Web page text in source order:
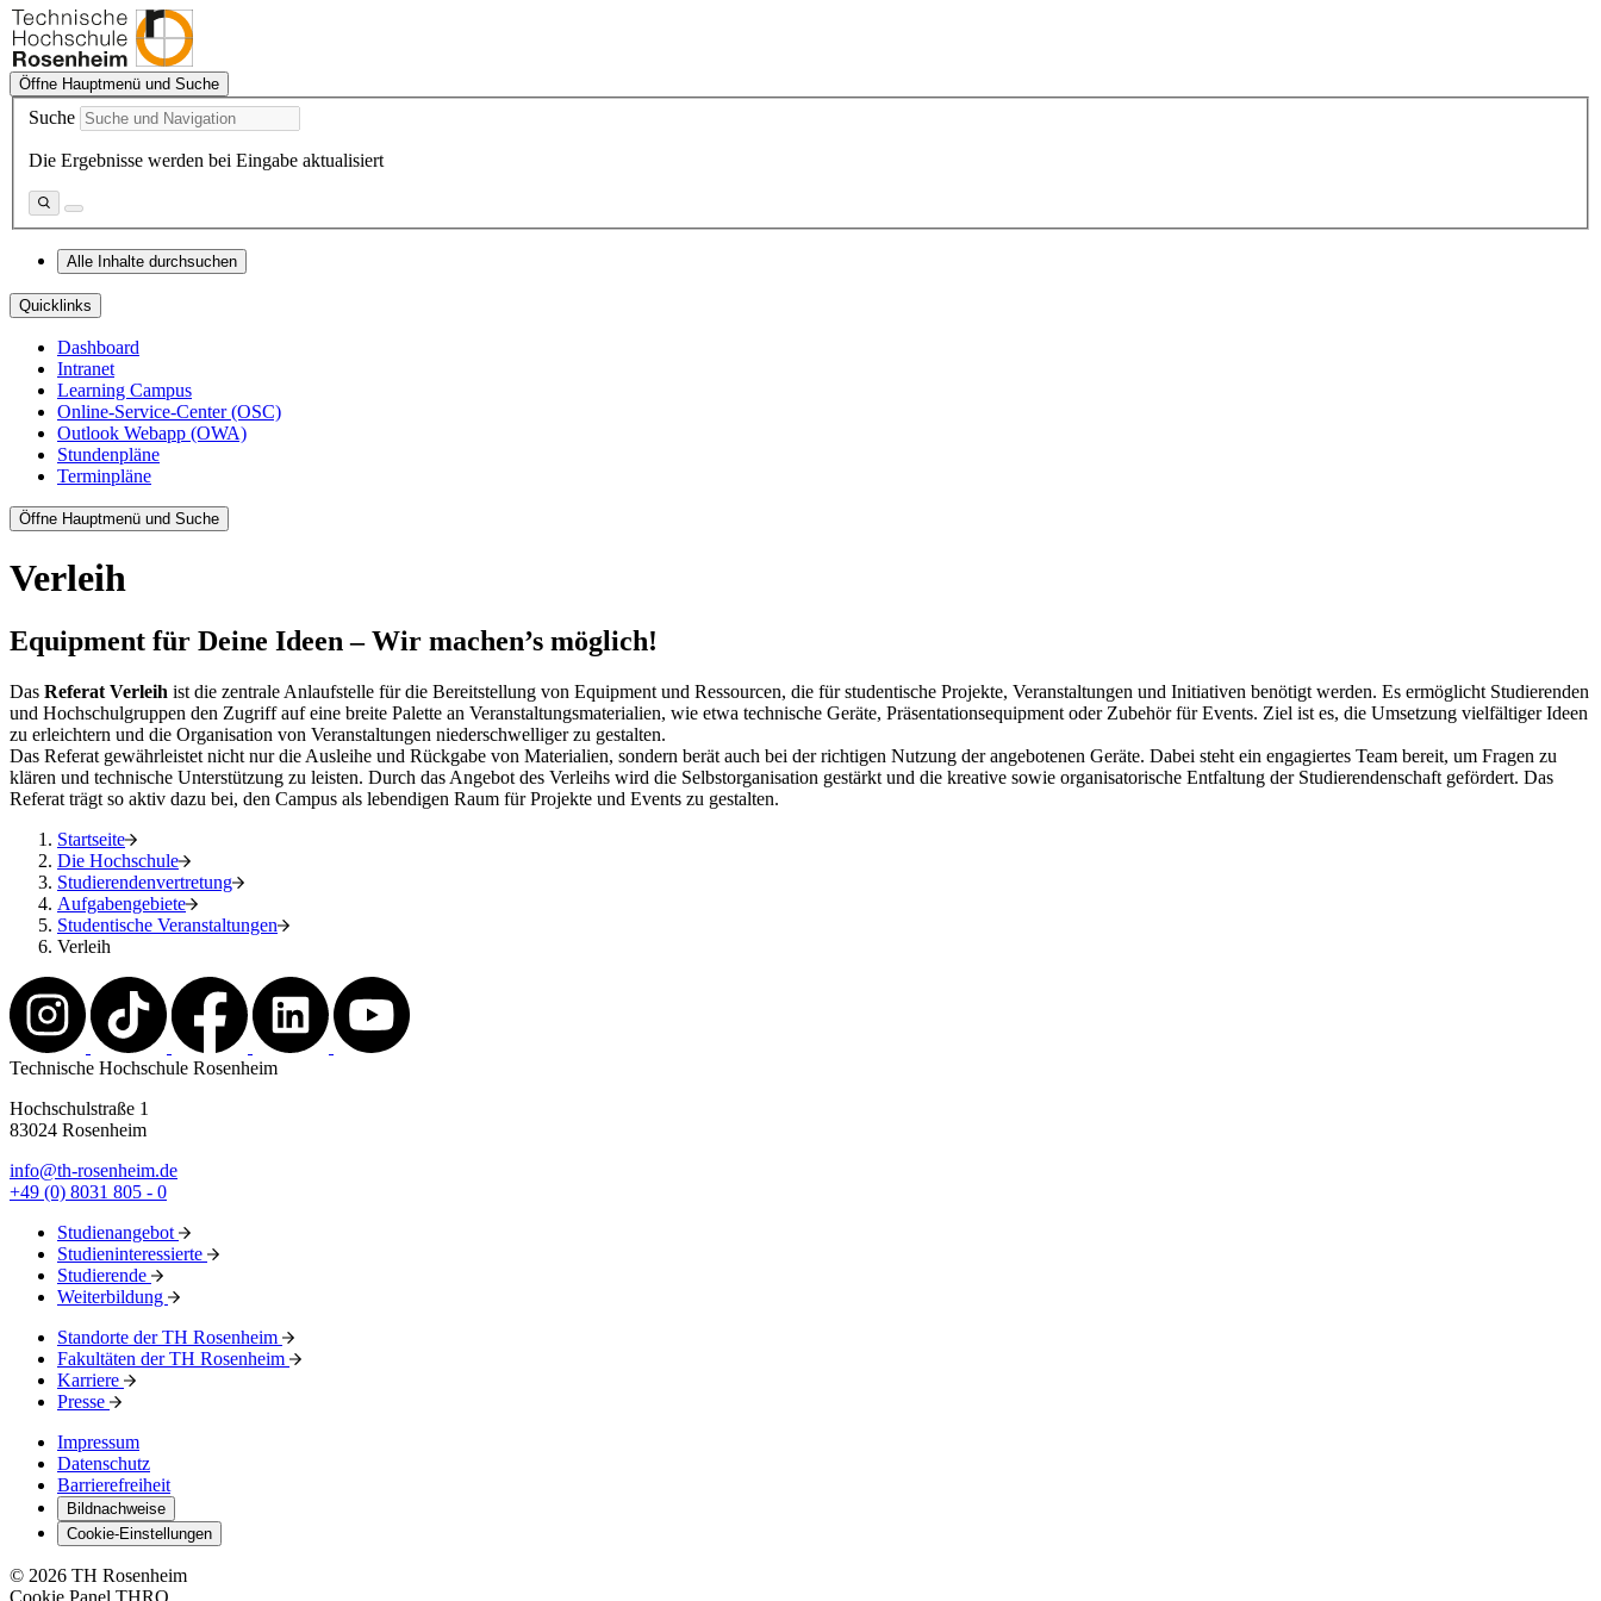
Öffne Hauptmenü und Suche
Suche
Die Ergebnisse werden bei Eingabe aktualisiert
Alle Inhalte durchsuchen
Quicklinks
Dashboard
Intranet
Learning Campus
Online-Service-Center (OSC)
Outlook Webapp (OWA)
Stundenpläne
Terminpläne
Öffne Hauptmenü und Suche
Verleih
Equipment für Deine Ideen – Wir machen’s möglich!
Das Referat Verleih ist die zentrale Anlaufstelle für die Bereitstellung von Equipment und Ressourcen, die für studentische Projekte, Veranstaltungen und Initiativen benötigt werden. Es ermöglicht Studierenden
und Hochschulgruppen den Zugriff auf eine breite Palette an Veranstaltungsmaterialien, wie etwa technische Geräte, Präsentationsequipment oder Zubehör für Events. Ziel ist es, die Umsetzung vielfältiger Ideen
zu erleichtern und die Organisation von Veranstaltungen niederschwelliger zu gestalten.
Das Referat gewährleistet nicht nur die Ausleihe und Rückgabe von Materialien, sondern berät auch bei der richtigen Nutzung der angebotenen Geräte. Dabei steht ein engagiertes Team bereit, um Fragen zu
klären und technische Unterstützung zu leisten. Durch das Angebot des Verleihs wird die Selbstorganisation gestärkt und die kreative sowie organisatorische Entfaltung der Studierendenschaft gefördert. Das
Referat trägt so aktiv dazu bei, den Campus als lebendigen Raum für Projekte und Events zu gestalten.
Startseite
Die Hochschule
Studierendenvertretung
Aufgabengebiete
Studentische Veranstaltungen
Verleih
Technische Hochschule Rosenheim
Hochschulstraße 1
83024 Rosenheim
info@th-rosenheim.de
+49 (0) 8031 805 - 0
Studienangebot
Studieninteressierte
Studierende
Weiterbildung
Standorte der TH Rosenheim
Fakultäten der TH Rosenheim
Karriere
Presse
Impressum
Datenschutz
Barrierefreiheit
Bildnachweise
Cookie-Einstellungen
© 2026 TH Rosenheim